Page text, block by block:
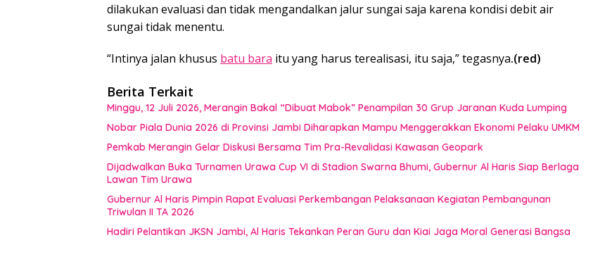
dilakukan evaluasi dan tidak mengandalkan jalur sungai saja karena kondisi debit air
sungai tidak menentu.
“Intinya jalan khusus batu bara itu yang harus terealisasi, itu saja,” tegasnya.(red)
Berita Terkait
Minggu, 12 Juli 2026, Merangin Bakal “Dibuat Mabok” Penampilan 30 Grup Jaranan Kuda Lumping
Nobar Piala Dunia 2026 di Provinsi Jambi Diharapkan Mampu Menggerakkan Ekonomi Pelaku UMKM
Pemkab Merangin Gelar Diskusi Bersama Tim Pra-Revalidasi Kawasan Geopark
Dijadwalkan Buka Turnamen Urawa Cup VI di Stadion Swarna Bhumi, Gubernur Al Haris Siap Berlaga
Lawan Tim Urawa
Gubernur Al Haris Pimpin Rapat Evaluasi Perkembangan Pelaksanaan Kegiatan Pembangunan
Triwulan II TA 2026
Hadiri Pelantikan JKSN Jambi, Al Haris Tekankan Peran Guru dan Kiai Jaga Moral Generasi Bangsa